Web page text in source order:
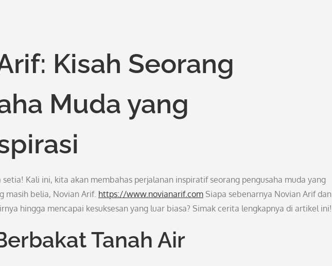
Kisah Seorang
Muda yang
Kali ini, kita akan membahas perjalanan inspiratif seorang pengusaha muda yang
masih belia, Novian Arif. https://www.novianarif.com Siapa sebenarnya Novian Arif dan
hingga mencapai kesuksesan yang luar biasa? Simak cerita lengkapnya di artikel ini!
Tanah Air